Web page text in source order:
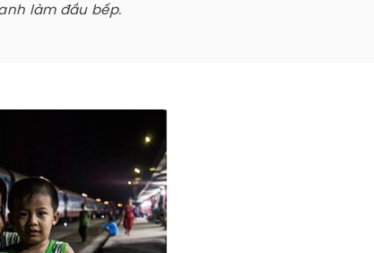
làm đầu bếp.